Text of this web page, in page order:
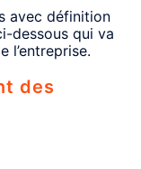
avec définition
dessous qui va
l’entreprise.
des